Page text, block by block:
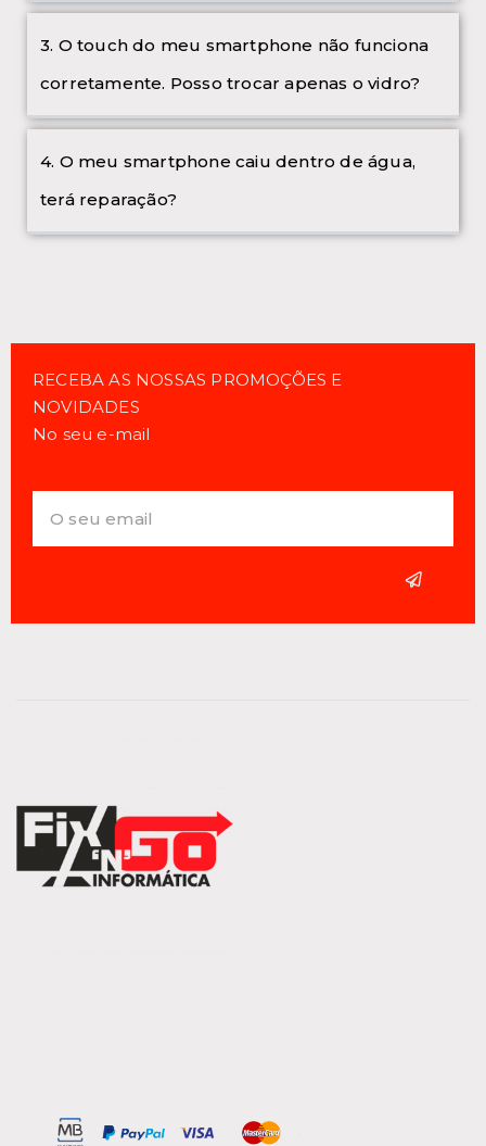
3. O touch do meu smartphone não funciona
corretamente. Posso trocar apenas o vidro?
4. O meu smartphone caiu dentro de água,
terá reparação?
RECEBA AS NOSSAS PROMOÇÕES E
NOVIDADES
No seu e-mail